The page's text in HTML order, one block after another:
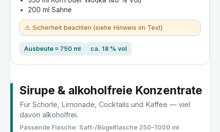
200 ml Sahne
⚠ Sicherheit beachten (siehe Hinweis im Text)
Ausbeute ≈ 750 ml ca. 18 % vol
Sirupe & alkoholfreie Konzentrate
Für Schorle, Limonade, Cocktails und Kaffee — viel
davon alkoholfrei.
Passende Flasche: Saft-/Bügelflasche 250–1000 ml